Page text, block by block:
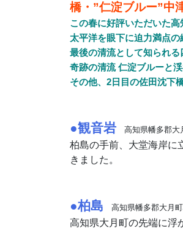
橋・”仁淀ブルー”中
この春に好評いただいた
太平洋を眼下に迫力満点
最後の清流として知られる
奇跡の清流 仁淀ブルーと
その他、2日目の佐田沈下
●観音岩 高知県幡多郡大
柏島の手前、大堂海岸に
きました。
●柏島 高知県幡多郡大月
高知県大月町の先端に浮